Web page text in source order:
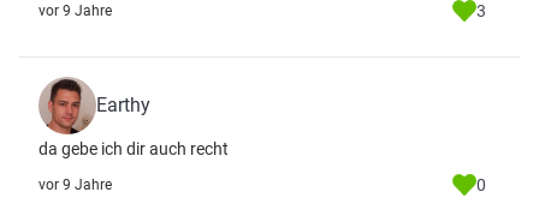
vor 9 Jahre 3
Earthy
da gebe ich dir auch recht
vor 9 Jahre 0